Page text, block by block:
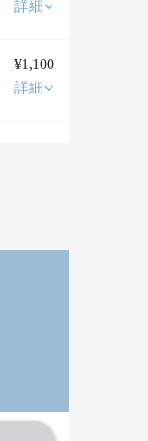
詳細
¥1,100
詳細